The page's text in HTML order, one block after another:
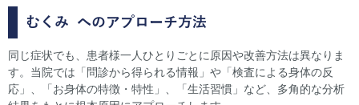
むくみ へのアプローチ方法
同じ症状でも、患者様一人ひとりごとに原因や改善方法は異なりま
す。当院では「問診から得られる情報」や「検査による身体の反
応」、「お身体の特徴・特性」、「生活習慣」など、多角的な分析